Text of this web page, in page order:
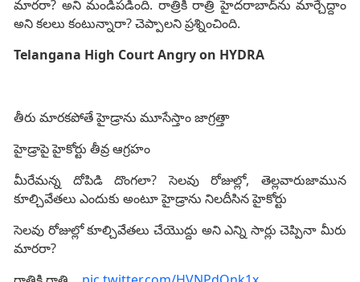
మారరా? అని మండిపడింది. రాత్రికి రాత్రి హైదరాబాద్‌ను మార్చేద్దాం
అని కలలు కంటున్నారా? చెప్పాలని ప్రశ్నించింది.
Telangana High Court Angry on HYDRA
తీరు మారకపోతే హైడ్రాను మూసేస్తాం జాగ్రత్తా
హైడ్రాపై హైకోర్టు తీవ్ర ఆగ్రహం
మీరేమన్న దోపిడి దొంగలా? సెలవు రోజుల్లో, తెల్లవారుజామున
కూల్చివేతలు ఎందుకు అంటూ హైడ్రాను నిలదీసిన హైకోర్టు
సెలవు రోజుల్లో కూల్చివేతలు చేయొద్దు అని ఎన్ని సార్లు చెప్పినా మీరు
మారరా?